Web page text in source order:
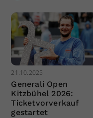
21.10.2025
Generali Open
Kitzbühel 2026:
Ticketvorverkauf
gestartet